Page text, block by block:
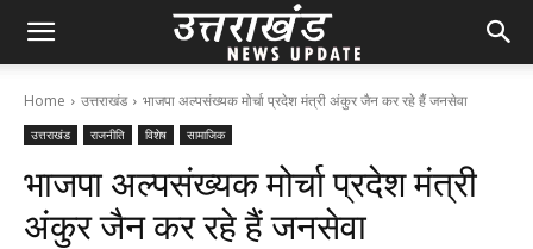
Home उत्तराखंड भाजपा अल्पसंख्यक मोर्चा प्रदेश मंत्री अंकुर जैन कर रहे हैं जनसेवा
उत्तराखंड राजनीति विशेष सामाजिक
भाजपा अल्पसंख्यक मोर्चा प्रदेश मंत्री
अंकुर जैन कर रहे हैं जनसेवा